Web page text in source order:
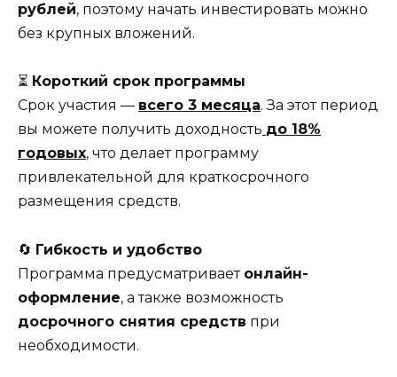
рублей, поэтому начать инвестировать можно
без крупных вложений.
⏳ Короткий срок программы
Срок участия — всего 3 месяца. За этот период
вы можете получить доходность до 18%
годовых, что делает программу
привлекательной для краткосрочного
размещения средств.
🔄 Гибкость и удобство
Программа предусматривает онлайн-
оформление, а также возможность
досрочного снятия средств при
необходимости.